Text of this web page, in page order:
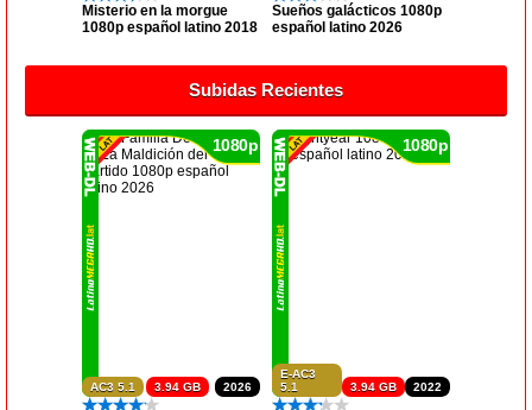
Misterio en la morgue
1080p español latino 2018
Sueños galácticos 1080p
español latino 2026
Subidas Recientes
AC3 5.1 2026
3.94 GB
1080p
E-AC3
5.1
2022
3.94 GB
1080p